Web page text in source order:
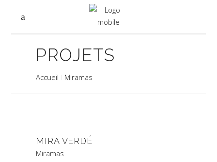
PROJETS
Accueil Miramas
MIRA VERDÉ
Miramas